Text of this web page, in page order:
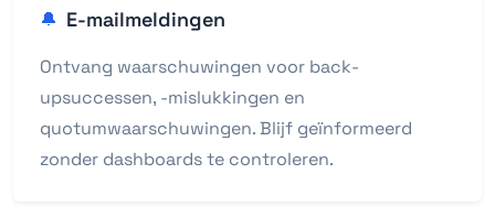
🔔 E-mailmeldingen
Ontvang waarschuwingen voor back-
upsuccessen, -mislukkingen en
quotumwaarschuwingen. Blijf geïnformeerd
zonder dashboards te controleren.